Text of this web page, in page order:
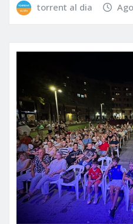
torrent al dia